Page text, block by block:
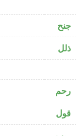
جنح
ذلل
رحم
قول